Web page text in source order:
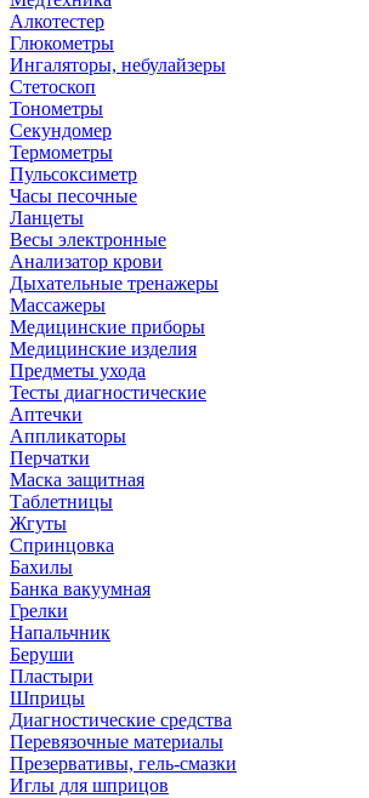
Алкотестер
Глюкометры
Ингаляторы, небулайзеры
Стетоскоп
Тонометры
Секундомер
Термометры
Пульсоксиметр
Часы песочные
Ланцеты
Весы электронные
Анализатор крови
Дыхательные тренажеры
Массажеры
Медицинские приборы
Медицинские изделия
Предметы ухода
Тесты диагностические
Аптечки
Аппликаторы
Перчатки
Маска защитная
Таблетницы
Жгуты
Спринцовка
Бахилы
Банка вакуумная
Грелки
Напальчник
Беруши
Пластыри
Шприцы
Диагностические средства
Перевязочные материалы
Презервативы, гель-смазки
Иглы для шприцов